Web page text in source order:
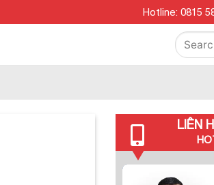
Hotline: 0815
LIÊN